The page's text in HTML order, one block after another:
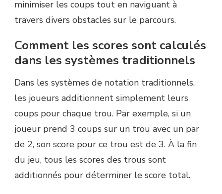
minimiser les coups tout en naviguant à
travers divers obstacles sur le parcours.
Comment les scores sont calculés
dans les systèmes traditionnels
Dans les systèmes de notation traditionnels,
les joueurs additionnent simplement leurs
coups pour chaque trou. Par exemple, si un
joueur prend 3 coups sur un trou avec un par
de 2, son score pour ce trou est de 3. À la fin
du jeu, tous les scores des trous sont
additionnés pour déterminer le score total.